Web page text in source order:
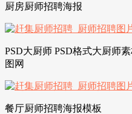
厨房厨师招聘海报
PSD大厨师 PSD格式大厨师
图网
餐厅厨师招聘海报模板